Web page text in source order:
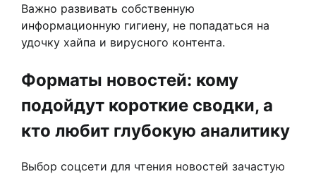
Важно развивать собственную
информационную гигиену, не попадаться на
удочку хайпа и вирусного контента.
Форматы новостей: кому
подойдут короткие сводки, а
кто любит глубокую аналитику
Выбор соцсети для чтения новостей зачастую